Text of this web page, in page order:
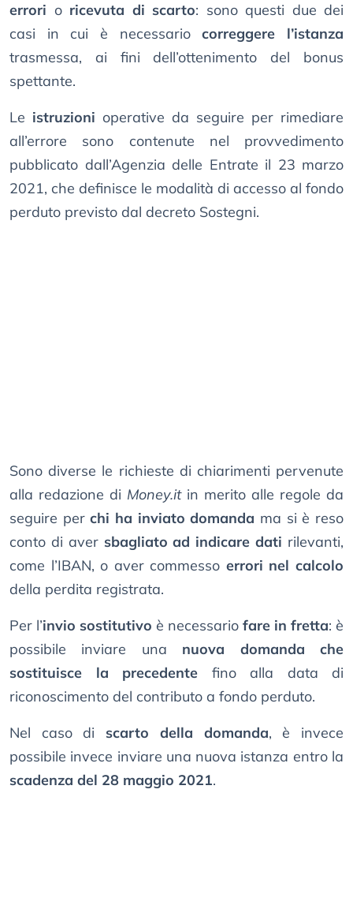
errori o ricevuta di scarto: sono questi due dei
casi in cui è necessariocorreggere l’istanza
trasmessa, ai fini dell’ottenimento del bonus
spettante.
Le istruzioni operative da seguire per rimediare
all’errore sono contenute nel provvedimento
pubblicato dall’Agenzia delle Entrate il 23 marzo
2021, che definisce le modalità di accesso al fondo
perduto previsto dal decreto Sostegni.
Sono diverse le richieste di chiarimenti pervenute
alla redazione di Money.itin merito alle regole da
seguire perchi ha inviato domanda ma si è reso
conto di aver sbagliato ad indicare dati rilevanti,
come l’IBAN, o aver commesso errori nel calcolo
della perdita registrata.
Per l’invio sostitutivo è necessario fare in fretta: è
possibile inviare una nuova domanda che
sostituisce la precedente fino alla data di
riconoscimento del contributo a fondo perduto.
Nel caso di scarto della domanda, è invece
possibile invece inviare una nuova istanza entro la
scadenza del 28 maggio 2021.